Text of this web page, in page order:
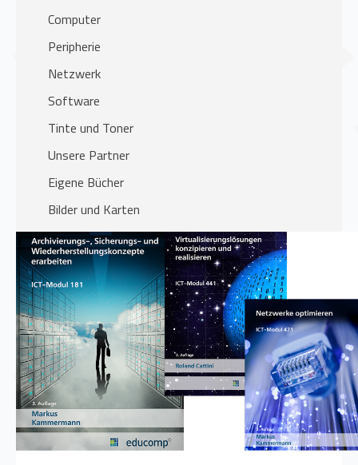
Computer
Peripherie
Netzwerk
Software
Tinte und Toner
Unsere Partner
Eigene Bücher
Bilder und Karten